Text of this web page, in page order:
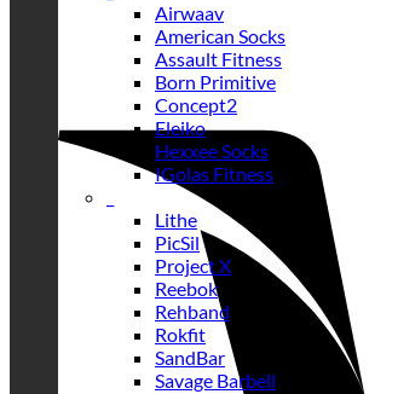
Airwaav
American Socks
Assault Fitness
Born Primitive
Concept2
Eleiko
Hexxee Socks
IGolas Fitness
Lithe
PicSil
Project X
Reebok
Rehband
Rokfit
SandBar
Savage Barbell